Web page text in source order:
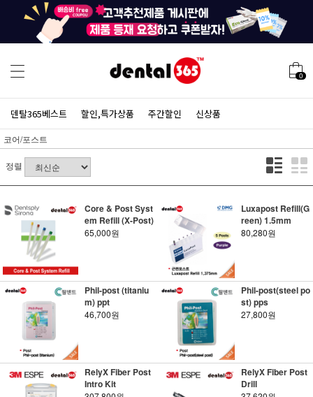
0
덴탈365베스트 할인,특가상품 주간할인 신상품
코어/포스트
정렬
Core & Post Syst
em Refill (X-Post)
65,000원
Luxapost Refill(G
reen) 1.5mm
80,280원
Phil-post (titaniu
m) ppt
46,700원
Phil-post(steel po
st) pps
27,800원
RelyX Fiber Post
Intro Kit
RelyX Fiber Post
Drill